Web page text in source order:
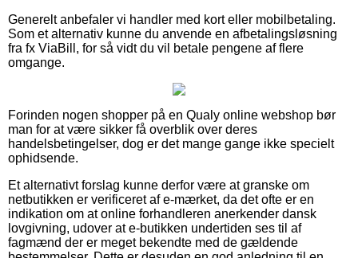
Generelt anbefaler vi handler med kort eller mobilbetaling.
Som et alternativ kunne du anvende en afbetalingsløsning
fra fx ViaBill, for så vidt du vil betale pengene af flere
omgange.
Forinden nogen shopper på en Qualy online webshop bør
man for at være sikker få overblik over deres
handelsbetingelser, dog er det mange gange ikke specielt
ophidsende.
Et alternativt forslag kunne derfor være at granske om
netbutikken er verificeret af e-mærket, da det ofte er en
indikation om at online forhandleren anerkender dansk
lovgivning, udover at e-butikken undertiden ses til af
fagmænd der er meget bekendte med de gældende